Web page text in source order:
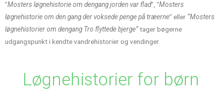
”Mosters løgnehistorie om dengang jorden var flad”, “Mosters
løgnehistorie om den gang der voksede penge på træerne” eller “Mosters
løgnehistorier om dengang Tro flyttede bjerge”tager bøgerne
udgangspunkt i kendte vandrehistorier og vendinger.
Løgnehistorier for børn